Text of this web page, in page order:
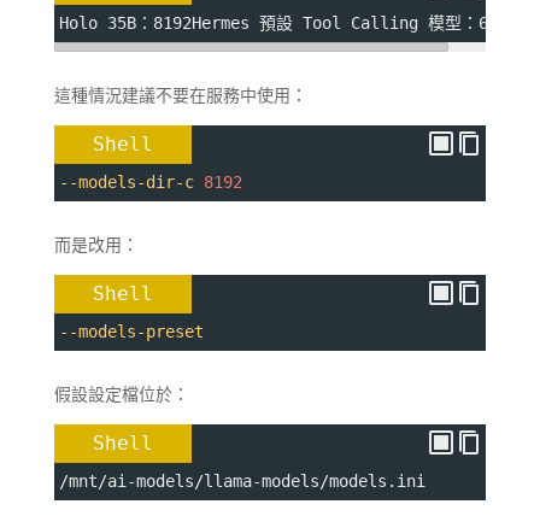
Holo 35B：8192Hermes 預設 Tool Calling 模型：65536
這種情況建議不要在服務中使用：
Shell
--models-dir-c 8192
而是改用：
Shell
--models-preset
假設設定檔位於：
Shell
/mnt/ai-models/llama-models/models.ini